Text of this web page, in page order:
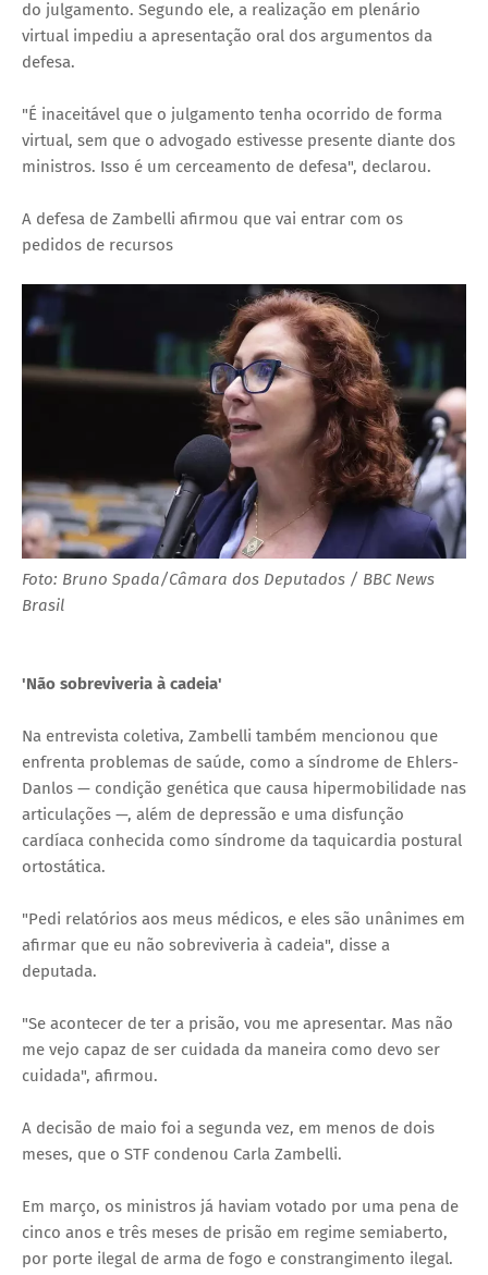
do julgamento. Segundo ele, a realização em plenário
virtual impediu a apresentação oral dos argumentos da
defesa.
"É inaceitável que o julgamento tenha ocorrido de forma
virtual, sem que o advogado estivesse presente diante dos
ministros. Isso é um cerceamento de defesa", declarou.
A defesa de Zambelli afirmou que vai entrar com os
pedidos de recursos
Foto: Bruno Spada/Câmara dos Deputados / BBC News
Brasil
'Não sobreviveria à cadeia'
Na entrevista coletiva, Zambelli também mencionou que
enfrenta problemas de saúde, como a síndrome de Ehlers-
Danlos — condição genética que causa hipermobilidade nas
articulações —, além de depressão e uma disfunção
cardíaca conhecida como síndrome da taquicardia postural
ortostática.
"Pedi relatórios aos meus médicos, e eles são unânimes em
afirmar que eu não sobreviveria à cadeia", disse a
deputada.
"Se acontecer de ter a prisão, vou me apresentar. Mas não
me vejo capaz de ser cuidada da maneira como devo ser
cuidada", afirmou.
A decisão de maio foi a segunda vez, em menos de dois
meses, que o STF condenou Carla Zambelli.
Em março, os ministros já haviam votado por uma pena de
cinco anos e três meses de prisão em regime semiaberto,
por porte ilegal de arma de fogo e constrangimento ilegal.